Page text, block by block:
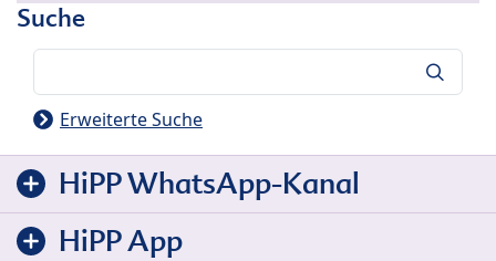
Suche
Erweiterte Suche
HiPP WhatsApp-Kanal
HiPP App